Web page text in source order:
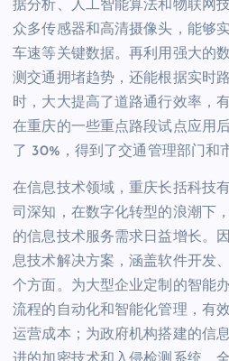
据分析、人工智能算法和物联网
众多传感器和高清摄像头，能够
车速等关键数据。再利用强大的
测交通拥堵趋势，还能根据实时
时，大大提高了道路通行效率，
在重庆的一些重点路段试点应用
了 30%，得到了交通管理部门和
在信息技术领域，重庆长括科技
司深知，在数字化转型的浪潮下
的信息技术服务需求日益增长。
息技术解决方案，涵盖软件开发
个方面。为大型企业定制的智能
流程的自动化和智能化管理，有
运营成本；为政府机构搭建的信